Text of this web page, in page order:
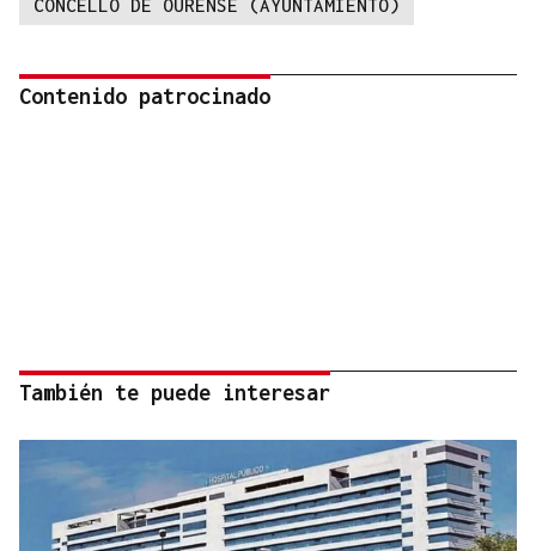
CONCELLO DE OURENSE (AYUNTAMIENTO)
Contenido patrocinado
También te puede interesar